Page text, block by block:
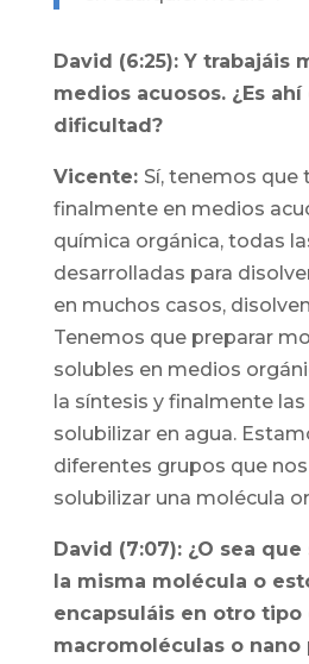
David (6:25): Y trabajáis
medios acuosos. ¿Es
dificultad?
Vicente: Sí, tenemos que
finalmente en medios
química orgánica, todas
desarrolladas para
en muchos casos,
Tenemos que preparar
solubles en medios
la síntesis y finalmente
solubilizar en agua.
diferentes grupos que
solubilizar una molécula
David (7:07): ¿O sea
la misma molécula o
encapsuláis en otro tipo
macromoléculas o nano